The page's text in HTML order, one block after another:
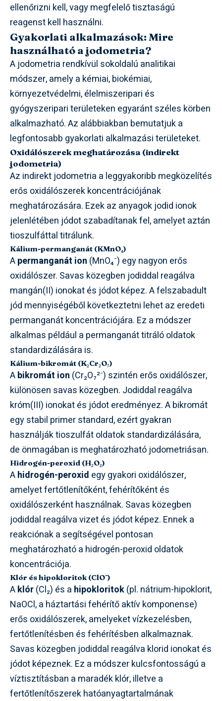
ellenőrizni kell, vagy megfelelő tisztaságú
reagenst kell használni.
Gyakorlati alkalmazások: Mire
használható a jodometria?
A jodometria rendkívül sokoldalú analitikai
módszer, amely a kémiai, biokémiai,
környezetvédelmi, élelmiszeripari és
gyógyszeripari területeken egyaránt széles körben
alkalmazható. Az alábbiakban bemutatjuk a
legfontosabb gyakorlati alkalmazási területeket.
Oxidálószerek meghatározása (indirekt
jodometria)
Az indirekt jodometria a leggyakoribb megközelítés
erős oxidálószerek koncentrációjának
meghatározására. Ezek az anyagok jodid ionok
jelenlétében jódot szabadítanak fel, amelyet aztán
tioszulfáttal titrálunk.
Kálium-permanganát (KMnO₄)
Apermanganát ion (MnO₄⁻) egy nagyon erős
oxidálószer. Savas közegben jodiddal reagálva
mangán(II) ionokat és jódot képez. A felszabadult
jód mennyiségéből következtetni lehet az eredeti
permanganát koncentrációjára. Ez a módszer
alkalmas például a permanganát titráló oldatok
standardizálására is.
Kálium-bikromát (K₂Cr₂O₇)
Abikromát ion (Cr₂O₇²⁻) szintén erős oxidálószer,
különösen savas közegben. Jodiddal reagálva
króm(III) ionokat és jódot eredményez. A bikromát
egy stabil primer standard, ezért gyakran
használják tioszulfát oldatok standardizálására,
de önmagában is meghatározható jodometriásan.
Hidrogén-peroxid (H₂O₂)
Ahidrogén-peroxid egy gyakori oxidálószer,
amelyet fertőtlenítőként, fehérítőként és
oxidálószerként használnak. Savas közegben
jodiddal reagálva vizet és jódot képez. Ennek a
reakciónak a segítségével pontosan
meghatározható a hidrogén-peroxid oldatok
koncentrációja.
Klór és hipokloritok (ClO⁻)
Aklór(Cl₂) és a hipokloritok(pl. nátrium-hipoklorit,
NaOCl, a háztartási fehérítő aktív komponense)
erős oxidálószerek, amelyeket vízkezelésben,
fertőtlenítésben és fehérítésben alkalmaznak.
Savas közegben jodiddal reagálva klorid ionokat és
jódot képeznek. Ez a módszer kulcsfontosságú a
víztisztításban a maradék klór, illetve a
fertőtlenítőszerek hatóanyagtartalmának